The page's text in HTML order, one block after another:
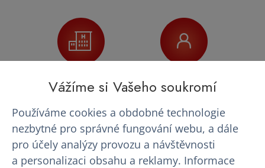
NEMOCNICE POUŽITÍ PLAZMY
(nemocný pacient)
Vážíme si Vašeho soukromí
Používáme cookies a obdobné technologie
nezbytné pro správné fungování webu, a dále
pro účely analýzy provozu a návštěvnosti
a personalizaci obsahu a reklamy. Informace